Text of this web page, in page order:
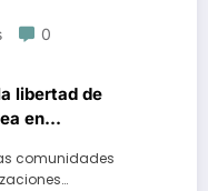
0
libertad de
en
comunidades